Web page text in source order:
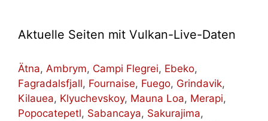
Aktuelle Seiten mit Vulkan-Live-Daten
Ätna, Ambrym, Campi Flegrei, Ebeko,
Fagradalsfjall, Fournaise, Fuego, Grindavik,
Kilauea, Klyuchevskoy, Mauna Loa, Merapi,
Popocatepetl, Sabancaya, Sakurajima,